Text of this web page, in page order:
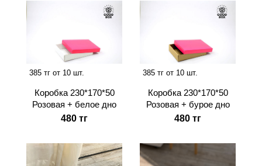
385 тг от 10 шт.
Коробка 230*170*50
Розовая + белое дно
480 тг
385 тг от 10 шт.
Коробка 230*170*50
Розовая + бурое дно
480 тг